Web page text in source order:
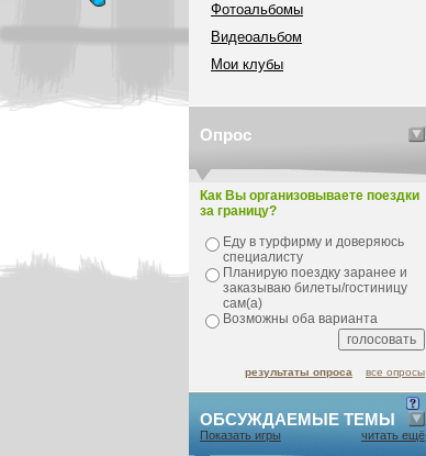
Фотоальбомы
Видеоальбом
Мои клубы
Опрос
Как Вы организовываете поездки
за границу?
Еду в турфирму и доверяюсь
специалисту
Планирую поездку заранее и
заказываю билеты/гостиницу
сам(а)
Возможны оба варианта
результаты опроса все опросы
ОБСУЖДАЕМЫЕ ТЕМЫ
Показать игры читать ещё